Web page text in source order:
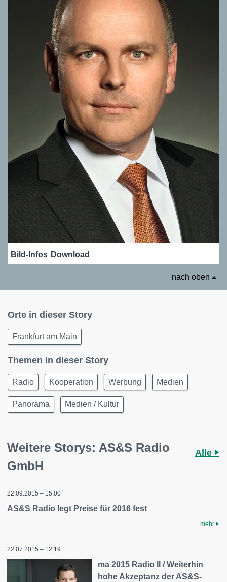
Bild-Infos Download
nach oben
Orte in dieser Story
Frankfurt am Main
Themen in dieser Story
Radio Kooperation Werbung Medien
Panorama Medien / Kultur
Weitere Storys: AS&S Radio
GmbH
Alle
22.09.2015 – 15:00
AS&S Radio legt Preise für 2016 fest
mehr
22.07.2015 – 12:19
ma 2015 Radio II / Weiterhin
hohe Akzeptanz der AS&S-